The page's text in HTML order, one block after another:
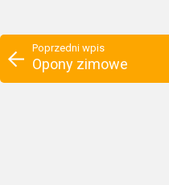
Poprzedni wpis
Opony zimowe